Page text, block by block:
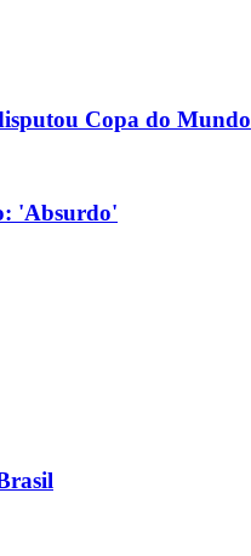
Copa do Mundo
'Absurdo'